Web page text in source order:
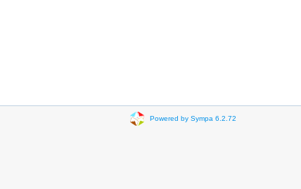
Powered by Sympa 6.2.72